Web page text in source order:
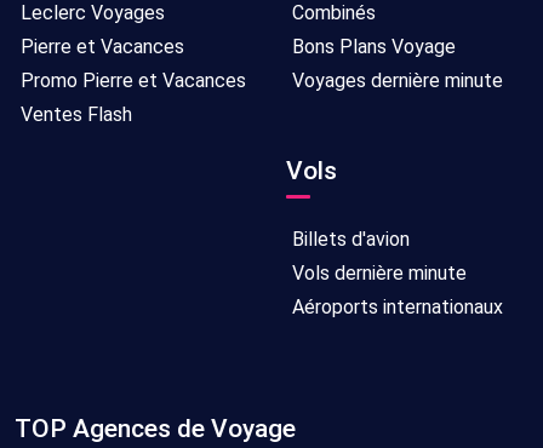
Leclerc Voyages
Pierre et Vacances
Promo Pierre et Vacances
Ventes Flash
Combinés
Bons Plans Voyage
Voyages dernière minute
Vols
Billets d'avion
Vols dernière minute
Aéroports internationaux
TOP Agences de Voyage